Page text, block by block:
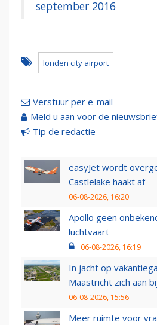
september 2016
londen city airport
Verstuur per e-mail
Meld u aan voor de
Tip de redactie
easyJet wordt
Castlelake haakt af
06-08-2026, 16:20
Apollo geen
luchtvaart
06-08-2026, 16:19
In jacht op
Maastricht zich aan
06-08-2026, 15:56
Meer ruimte voor